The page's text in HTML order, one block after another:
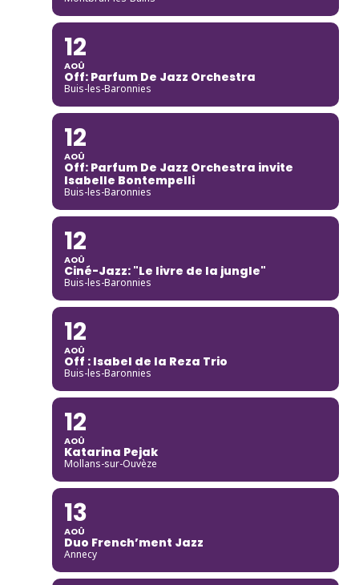
12
AOÛ
Off: Parfum De Jazz Orchestra
Buis-les-Baronnies
12
AOÛ
Off: Parfum De Jazz Orchestra invite
Isabelle Bontempelli
Buis-les-Baronnies
12
AOÛ
Ciné-Jazz: "Le livre de la jungle"
Buis-les-Baronnies
12
AOÛ
Off : Isabel de la Reza Trio
Buis-les-Baronnies
12
AOÛ
Katarina Pejak
Mollans-sur-Ouvèze
13
AOÛ
Duo French’ment Jazz
Annecy